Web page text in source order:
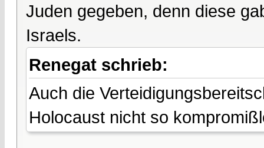
Juden gegeben, denn diese
Israels.
Renegat schrieb:
Auch die
Holocaust nicht so